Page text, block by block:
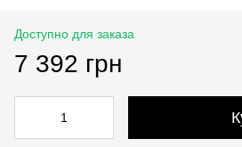
Доступно для заказа
7 392 грн